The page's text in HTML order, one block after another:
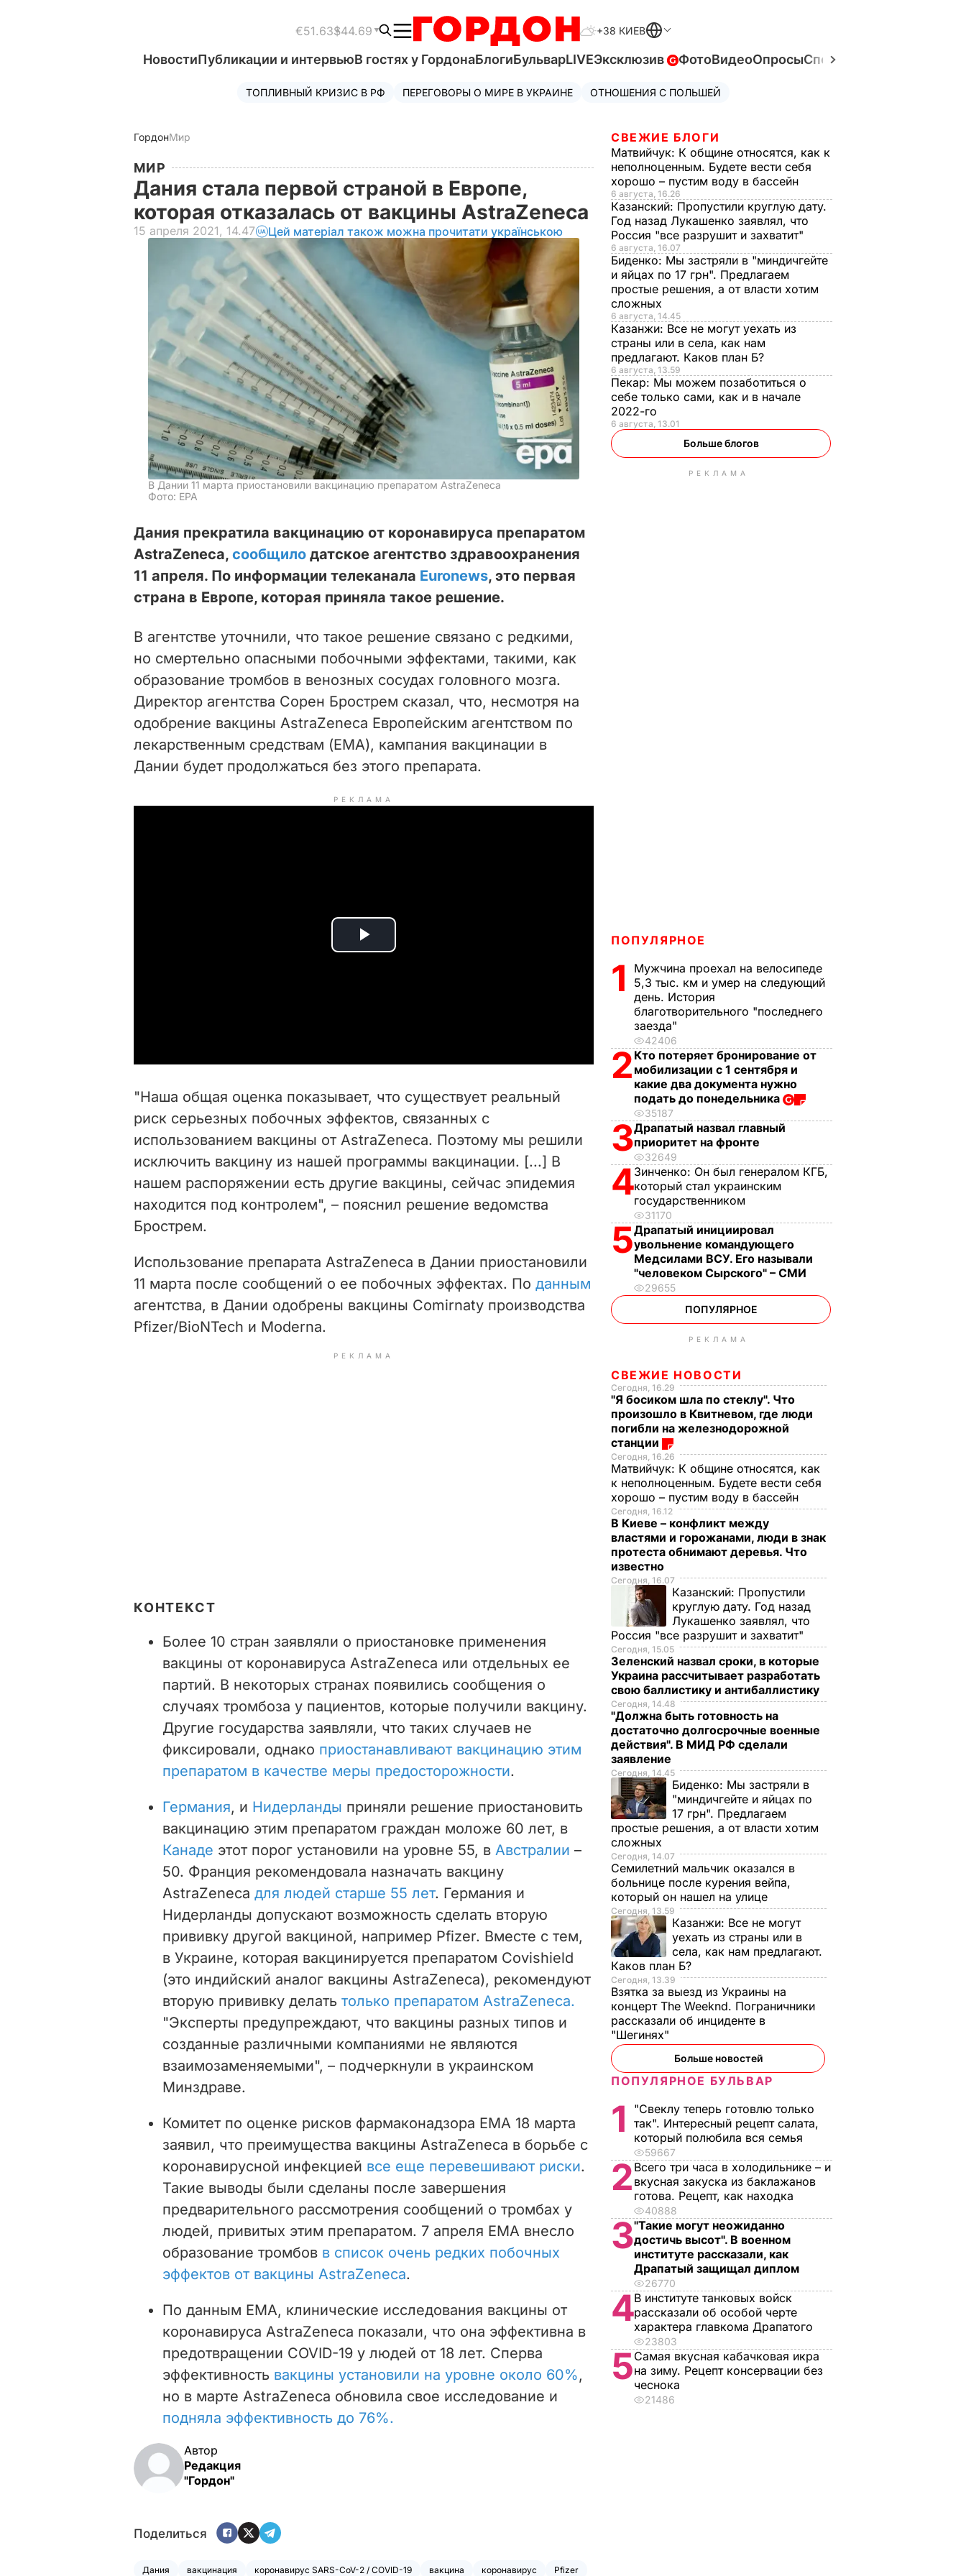
€51.63$44.69 +38 КИЕВ
НовостиПубликации и интервьюВ гостях у ГордонаБлогиБульварLIVEЭксклюзив ФотоВидеоОпросыСпецпроекты
ТОПЛИВНЫЙ КРИЗИС В РФ ПЕРЕГОВОРЫ О МИРЕ В УКРАИНЕ ОТНОШЕНИЯ С ПОЛЬШЕЙ
ГордонМир
МИР
Дания стала первой страной в Европе,
которая отказалась от вакцины AstraZeneca
15 апреля 2021, 14.47 Цей матеріал також можна прочитати українською
В Дании 11 марта приостановили вакцинацию препаратом AstraZeneca
Фото: ЕРА
Дания прекратила вакцинацию от коронавируса препаратом
AstraZeneca, сообщило датское агентство здравоохранения
11 апреля. По информации телеканала Euronews, это первая
страна в Европе, которая приняла такое решение.
В агентстве уточнили, что такое решение связано с редкими,
но смертельно опасными побочными эффектами, такими, как
образование тромбов в венозных сосудах головного мозга.
Директор агентства Сорен Брострем сказал, что, несмотря на
одобрение вакцины AstraZeneca Европейским агентством по
лекарственным средствам (EMA), кампания вакцинации в
Дании будет продолжаться без этого препарата.
РЕКЛАМА
P
i
d
e
o
"Наша общая оценка показывает, что существует реальный
риск серьезных побочных эффектов, связанных с
использованием вакцины от AstraZeneca. Поэтому мы решили
исключить вакцину из нашей программы вакцинации. [...] В
нашем распоряжении есть другие вакцины, сейчас эпидемия
находится под контролем", – пояснил решение ведомства
Брострем.
Использование препарата AstraZeneca в Дании приостановили
11 марта после сообщений о ее побочных эффектах. По данным
агентства, в Дании одобрены вакцины Comirnaty производства
Pfizer/BioNTech и Moderna.
РЕКЛАМА
КОНТЕКСТ
Более 10 стран заявляли о приостановке применения
вакцины от коронавируса AstraZeneca или отдельных ее
партий. В некоторых странах появились сообщения о
случаях тромбоза у пациентов, которые получили вакцину.
Другие государства заявляли, что таких случаев не
фиксировали, однако приостанавливают вакцинацию этим
препаратом в качестве меры предосторожности.
Германия, и Нидерланды приняли решение приостановить
вакцинацию этим препаратом граждан моложе 60 лет, в
Канаде этот порог установили на уровне 55, в Австралии –
50. Франция рекомендовала назначать вакцину
AstraZeneca для людей старше 55 лет. Германия и
Нидерланды допускают возможность сделать вторую
прививку другой вакциной, например Pfizer. Вместе с тем,
в Украине, которая вакцинируется препаратом Covishield
(это индийский аналог вакцины AstraZeneca), рекомендуют
вторую прививку делать только препаратом AstraZeneca.
"Эксперты предупреждают, что вакцины разных типов и
созданные различными компаниями не являются
взаимозаменяемыми", – подчеркнули в украинском
Минздраве.
Комитет по оценке рисков фармаконадзора ЕМА 18 марта
заявил, что преимущества вакцины AstraZeneca в борьбе с
коронавирусной инфекцией все еще перевешивают риски.
Такие выводы были сделаны после завершения
предварительного рассмотрения сообщений о тромбах у
людей, привитых этим препаратом. 7 апреля EMA внесло
образование тромбов в список очень редких побочных
эффектов от вакцины AstraZeneca.
По данным ЕМА, клинические исследования вакцины от
коронавируса AstraZeneca показали, что она эффективна в
предотвращении COVID-19 у людей от 18 лет. Сперва
эффективность вакцины установили на уровне около 60%,
но в марте AstraZeneca обновила свое исследование и
подняла эффективность до 76%.
Автор
Редакция
"Гордон"
Поделиться
Дания вакцинация коронавирус SARS-CoV-2 / COVID-19 вакцина коронавирус Pfizer
СВЕЖИЕ БЛОГИ
Матвийчук: К общине относятся, как к
неполноценным. Будете вести себя
хорошо – пустим воду в бассейн
6 августа, 16.26
Казанский: Пропустили круглую дату.
Год назад Лукашенко заявлял, что
Россия "все разрушит и захватит"
6 августа, 16.07
Биденко: Мы застряли в "миндичгейте
и яйцах по 17 грн". Предлагаем
простые решения, а от власти хотим
сложных
6 августа, 14.45
Казанжи: Все не могут уехать из
страны или в села, как нам
предлагают. Каков план Б?
6 августа, 13.59
Пекар: Мы можем позаботиться о
себе только сами, как и в начале
2022-го
6 августа, 13.01
Больше блогов
РЕКЛАМА
ПОПУЛЯРНОЕ
1
Мужчина проехал на велосипеде
5,3 тыс. км и умер на следующий
день. История
благотворительного "последнего
заезда"
42406
2 Кто потеряет бронирование от
мобилизации с 1 сентября и
какие два документа нужно
подать до понедельника
35187
3Драпатый назвал главный
приоритет на фронте
32649
4Зинченко: Он был генералом КГБ,
который стал украинским
государственником
31170
5Драпатый инициировал
увольнение командующего
Медсилами ВСУ. Его называли
"человеком Сырского" – СМИ
29655
ПОПУЛЯРНОЕ
РЕКЛАМА
СВЕЖИЕ НОВОСТИ
Сегодня, 16.29
"Я босиком шла по стеклу". Что
произошло в Квитневом, где люди
погибли на железнодорожной
станции
Сегодня, 16.26
Матвийчук: К общине относятся, как
к неполноценным. Будете вести себя
хорошо – пустим воду в бассейн
Сегодня, 16.12
В Киеве – конфликт между
властями и горожанами, люди в знак
протеста обнимают деревья. Что
известно
Сегодня, 16.07
Казанский: Пропустили
круглую дату. Год назад
Лукашенко заявлял, что
Россия "все разрушит и захватит"
Сегодня, 15.05
Зеленский назвал сроки, в которые
Украина рассчитывает разработать
свою баллистику и антибаллистику
Сегодня, 14.48
"Должна быть готовность на
достаточно долгосрочные военные
действия". В МИД РФ сделали
заявление
Сегодня, 14.45
Биденко: Мы застряли в
"миндичгейте и яйцах по
17 грн". Предлагаем
простые решения, а от власти хотим
сложных
Сегодня, 14.07
Семилетний мальчик оказался в
больнице после курения вейпа,
который он нашел на улице
Сегодня, 13.59
Казанжи: Все не могут
уехать из страны или в
села, как нам предлагают.
Каков план Б?
Сегодня, 13.39
Взятка за выезд из Украины на
концерт The Weeknd. Пограничники
рассказали об инциденте в
"Шегинях"
Больше новостей
ПОПУЛЯРНОЕ БУЛЬВАР
1
"Свеклу теперь готовлю только
так". Интересный рецепт салата,
который полюбила вся семья
59667
2 Всего три часа в холодильнике – и
вкусная закуска из баклажанов
готова. Рецепт, как находка
40888
3"Такие могут неожиданно
достичь высот". В военном
институте рассказали, как
Драпатый защищал диплом
26770
4В институте танковых войск
рассказали об особой черте
характера главкома Драпатого
23803
5Самая вкусная кабачковая икра
на зиму. Рецепт консервации без
чеснока
21486